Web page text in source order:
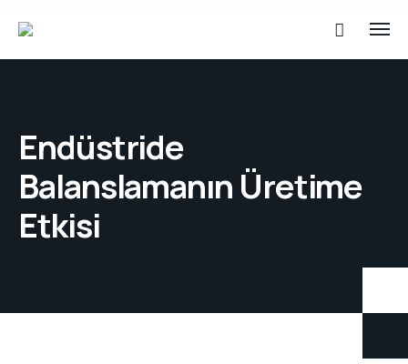
Endüstride
Balanslamanın Üretime
Etkisi